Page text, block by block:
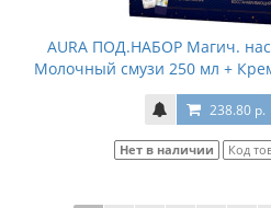
AURA ПОД.НАБОР Магич.
Молочный смузи 250 мл +
238.80 р.
Нет в наличии Код